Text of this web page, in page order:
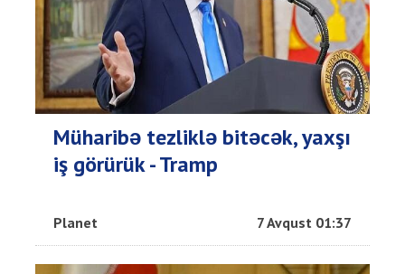
Müharibə tezliklə bitəcək, yaxşı
iş görürük - Tramp
Planet 7 Avqust 01:37